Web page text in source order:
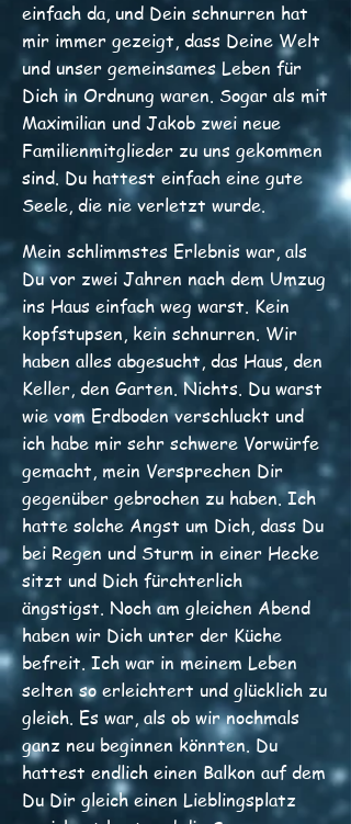
einfach da, und Dein schnurren hat
mir immer gezeigt, dass Deine Welt
und unser gemeinsames Leben für
Dich in Ordnung waren. Sogar als mit
Maximilian und Jakob zwei neue
Familienmitglieder zu uns gekommen
sind. Du hattest einfach eine gute
Seele, die nie verletzt wurde.
Mein schlimmstes Erlebnis war, als
Du vor zwei Jahren nach dem Umzug
ins Haus einfach weg warst. Kein
kopfstupsen, kein schnurren. Wir
haben alles abgesucht, das Haus, den
Keller, den Garten. Nichts. Du warst
wie vom Erdboden verschluckt und
ich habe mir sehr schwere Vorwürfe
gemacht, mein Versprechen Dir
gegenüber gebrochen zu haben. Ich
hatte solche Angst um Dich, dass Du
bei Regen und Sturm in einer Hecke
sitzt und Dich fürchterlich
ängstigst. Noch am gleichen Abend
haben wir Dich unter der Küche
befreit. Ich war in meinem Leben
selten so erleichtert und glücklich zu
gleich. Es war, als ob wir nochmals
ganz neu beginnen könnten. Du
hattest endlich einen Balkon auf dem
Du Dir gleich einen Lieblingsplatz